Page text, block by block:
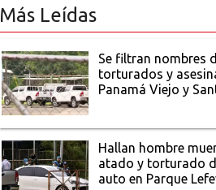
Más Leídas
Se filtran nombres
torturados y
Panamá Viejo y
Hallan hombre
atado y torturado
auto en Parque